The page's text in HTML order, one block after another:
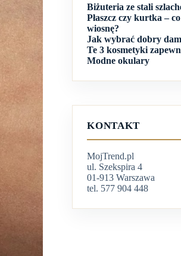
Biżuteria ze stali
Płaszcz czy kurtka –
wiosnę?
Jak wybrać dobry
Te 3 kosmetyki
Modne okulary
KONTAKT
MojTrend.pl
ul. Szekspira 4
01-913 Warszawa
tel. 577 904 448